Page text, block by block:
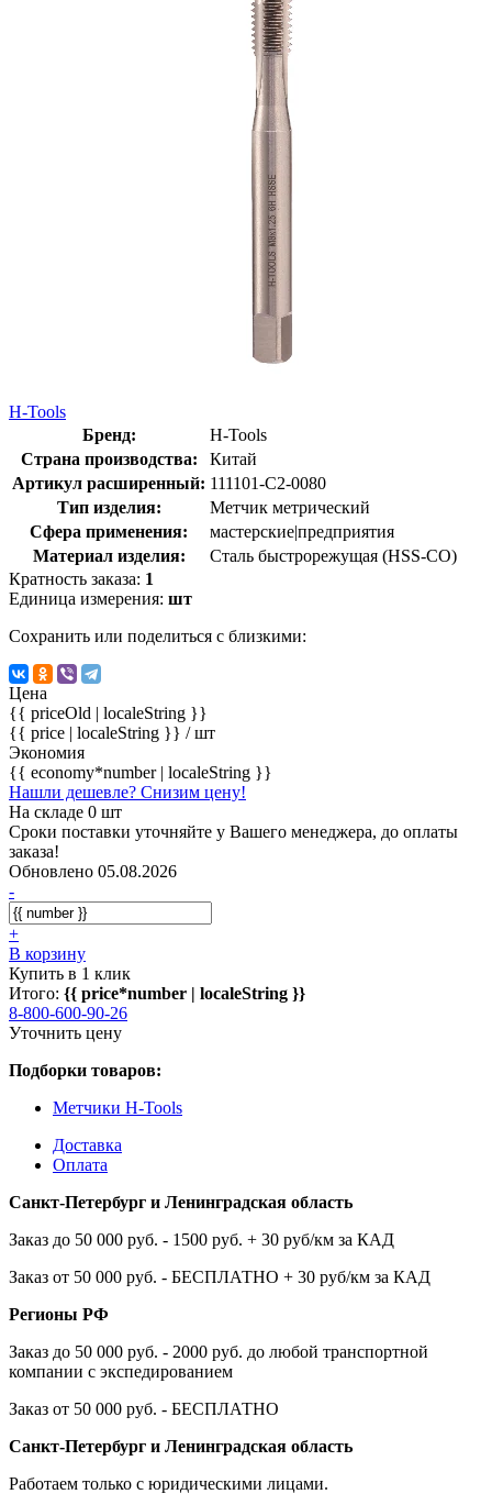
H-Tools
Бренд:
H-Tools
Страна производства:
Китай
Артикул расширенный: 111101-C2-0080
Тип изделия:
Метчик метрический
Сфера применения:
мастерские|предприятия
Материал изделия:
Сталь быстрорежущая (HSS-CO)
Кратность заказа: 1
Единица измерения: шт
Сохранить или поделиться с близкими:
Цена
{{ priceOld | localeString }}
{{ price | localeString }} / шт
Экономия
{{ economy*number | localeString }}
Нашли дешевле? Снизим цену!
На складе 0 шт
Сроки поставки уточняйте у Вашего менеджера, до оплаты
заказа!
Обновлено 05.08.2026
-
+
В корзину
Купить в 1 клик
Итого: {{ price*number | localeString }}
8-800-600-90-26
Уточнить цену
Подборки товаров:
Метчики H-Tools
Доставка
Оплата
Санкт-Петербург и Ленинградская область
Заказ до 50 000 руб. - 1500 руб. + 30 руб/км за КАД
Заказ от 50 000 руб. - БЕСПЛАТНО + 30 руб/км за КАД
Регионы РФ
Заказ до 50 000 руб. - 2000 руб. до любой транспортной
компании с экспедированием
Заказ от 50 000 руб. - БЕСПЛАТНО
Санкт-Петербург и Ленинградская область
Работаем только с юридическими лицами.